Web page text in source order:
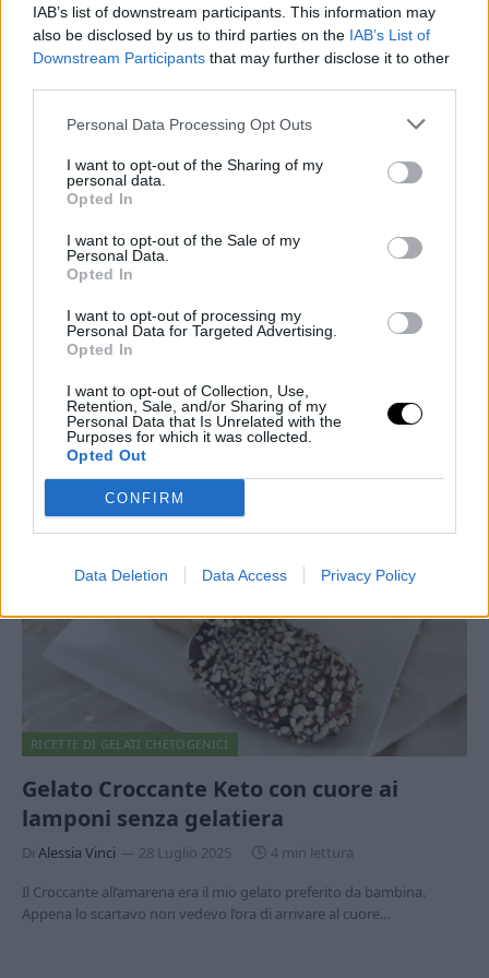
IAB’s list of downstream participants. This information may
also be disclosed by us to third parties on the IAB’s List of
Downstream Participants that may further disclose it to other
Personal Data Processing Opt Outs
I want to opt-out of the Sharing of my
personal data.
Opted In
I want to opt-out of the Sale of my
Personal Data.
Opted In
I want to opt-out of processing my
Personal Data for Targeted Advertising.
Opted In
I want to opt-out of Collection, Use,
Retention, Sale, and/or Sharing of my
Personal Data that Is Unrelated with the
Purposes for which it was collected.
Opted Out
CONFIRM
Data Deletion Data Access Privacy Policy
RICETTE CHETOGENICHE AL CIOCCOLATO
Crostata keto estiva alle nocciole senza
cottura
Alessia Vinci 2 Agosto 2025
3 min lettura
Quando fa caldo, accendere il forno è l’ultima cosa che si desidera.
Ma questo non significa rinunciare a una coccola…
RICETTE DI GELATI CHETOGENICI
Gelato Croccante Keto con cuore ai
lamponi senza gelatiera
Di Alessia Vinci 28 Luglio 2025
4 min lettura
Il Croccante all’amarena era il mio gelato preferito da bambina.
Appena lo scartavo non vedevo l’ora di arrivare al cuore…